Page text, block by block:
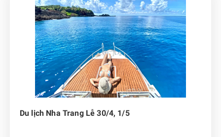
Du lịch Nha Trang Lễ 30/4, 1/5